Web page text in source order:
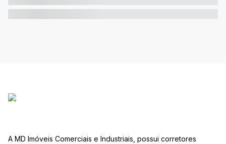
A MD Imóveis Comerciais e Industriais, possui corretores